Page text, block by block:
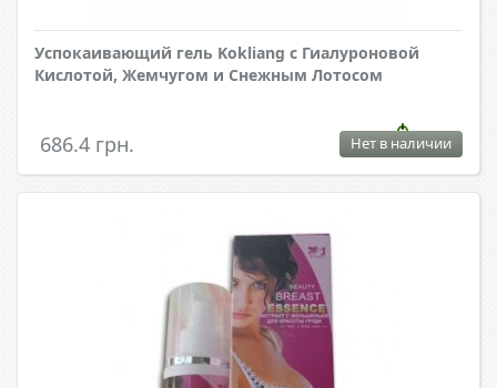
Успокаивающий гель Kokliang с Гиалуроновой
Кислотой, Жемчугом и Снежным Лотосом
686.4 грн. Нет в наличии